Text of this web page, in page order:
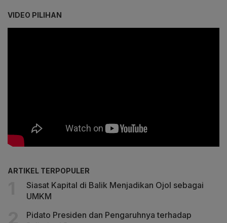
VIDEO PILIHAN
ARTIKEL TERPOPULER
Siasat Kapital di Balik Menjadikan Ojol sebagai
UMKM
Pidato Presiden dan Pengaruhnya terhadap